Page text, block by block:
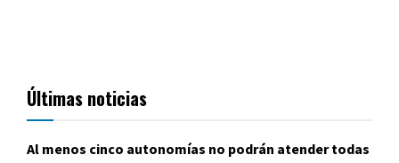
Últimas noticias
Al menos cinco autonomías no podrán atender todas